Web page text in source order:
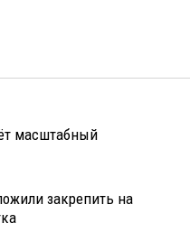
масштабный
закрепить на